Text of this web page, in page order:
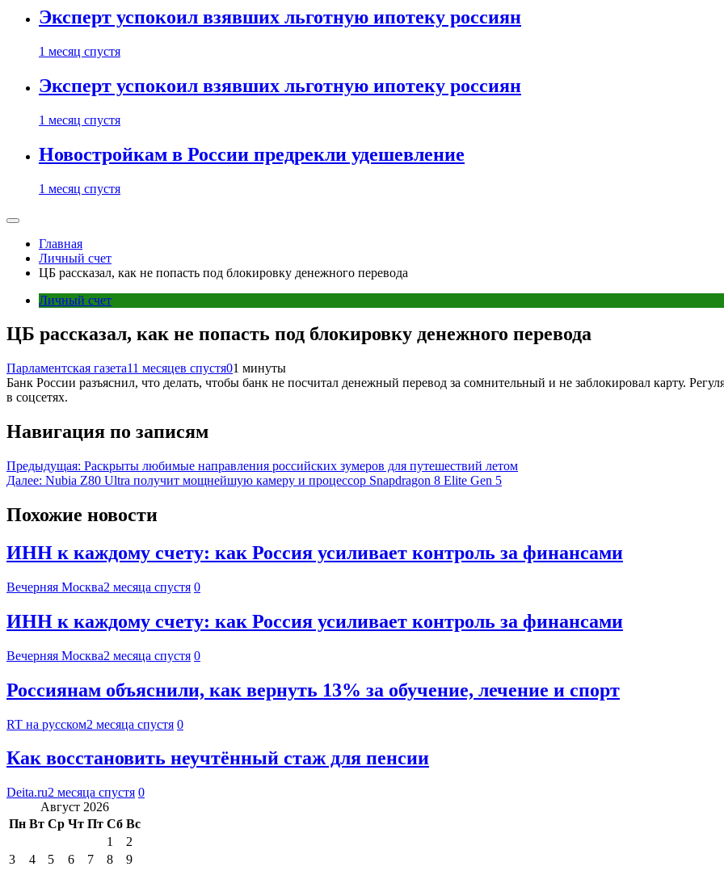
Эксперт успокоил взявших льготную ипотеку россиян
1 месяц спустя
Эксперт успокоил взявших льготную ипотеку россиян
1 месяц спустя
Новостройкам в России предрекли удешевление
1 месяц спустя
Главная
Личный счет
ЦБ рассказал, как не попасть под блокировку денежного перевода
Личный счет
ЦБ рассказал, как не попасть под блокировку денежного перевода
Парламентская газета11 месяцев спустя01 минуты
Банк России разъяснил, что делать, чтобы банк не посчитал денежный перевод за сомнительный и не заблокировал карту.
в соцсетях.
Навигация по записям
Предыдущая: Раскрыты любимые направления российских зумеров для путешествий летом
Далее: Nubia Z80 Ultra получит мощнейшую камеру и процессор Snapdragon 8 Elite Gen 5
Похожие новости
ИНН к каждому счету: как Россия усиливает контроль за финансами
Вечерняя Москва2 месяца спустя 0
ИНН к каждому счету: как Россия усиливает контроль за финансами
Вечерняя Москва2 месяца спустя 0
Россиянам объяснили, как вернуть 13% за обучение, лечение и спорт
RT на русском2 месяца спустя 0
Как восстановить неучтённый стаж для пенсии
Deita.ru2 месяца спустя 0
Август 2026
Пн Вт Ср Чт Пт Сб Вс
1
2
3
4 5 6 7 8
9